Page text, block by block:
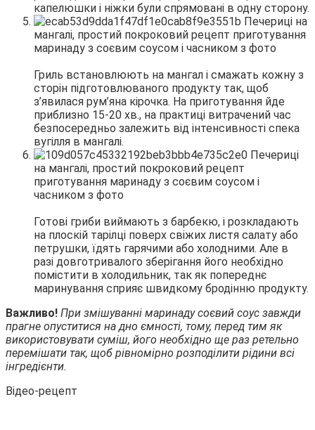
капелюшки і ніжки були спрямовані в одну сторону.
Гриль встановлюють на мангал і смажать кожну з
сторін підготовлюваного продукту так, щоб
з’явилася рум’яна кірочка. На приготування йде
приблизно 15-20 хв., на практиці витрачений час
безпосередньо залежить від інтенсивності спека
вугілля в мангалі.
Готові гриби виймають з барбекю, і розкладають
на плоскій тарілці поверх свіжих листя салату або
петрушки, їдять гарячими або холодними. Але в
разі довготривалого зберігання його необхідно
помістити в холодильник, так як попереднє
маринування сприяє швидкому бродінню продукту.
Важливо! При змішуванні маринаду соєвий соус завжди
прагне опуститися на дно ємності, тому, перед тим як
використовувати суміш, його необхідно ще раз ретельно
перемішати так, щоб рівномірно розподілити рідини всі
інгредієнти.
Відео-рецепт